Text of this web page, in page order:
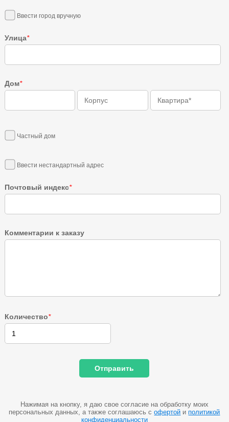
Ввести город вручную
Улица*
Дом*
Частный дом
Ввести нестандартный адрес
Почтовый индекс*
Комментарии к заказу
Количество*
Нажимая на кнопку, я даю свое согласие на обработку моих
персональных данных, а также соглашаюсь софертой иполитикой
конфиденциальности